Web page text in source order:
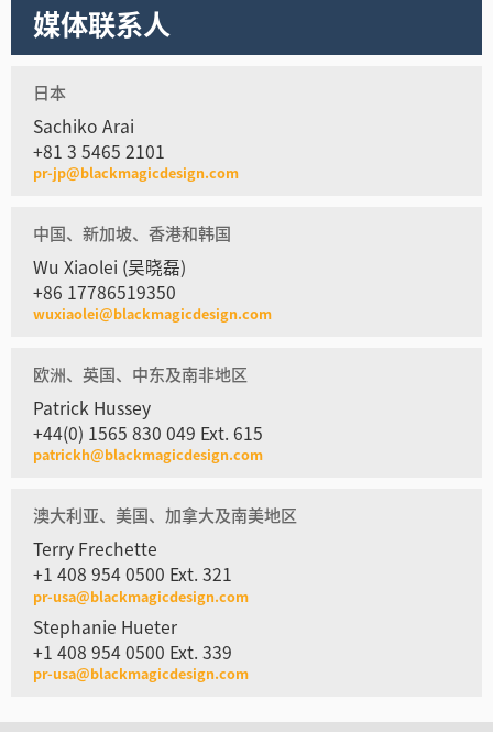
媒体联系人
日本
Sachiko Arai
+81 3 5465 2101
pr-jp@blackmagicdesign.com
中国、新加坡、香港和韩国
Wu Xiaolei (吴晓磊)
+86 17786519350
wuxiaolei@blackmagicdesign.com
欧洲、英国、中东及南非地区
Patrick Hussey
+44(0) 1565 830 049 Ext. 615
patrickh@blackmagicdesign.com
澳大利亚、美国、加拿大及南美地区
Terry Frechette
+1 408 954 0500 Ext. 321
pr-usa@blackmagicdesign.com
Stephanie Hueter
+1 408 954 0500 Ext. 339
pr-usa@blackmagicdesign.com